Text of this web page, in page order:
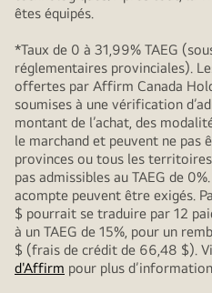
êtes équipés.
*Taux de 0 à 31,99% TAEG
réglementaires provinciales).
offertes par Affirm Canada
soumises à une vérification
montant de l’achat, des
le marchand et peuvent ne
provinces ou tous les
pas admissibles au TAEG de
acompte peuvent être exigés.
$ pourrait se traduire par 12
à un TAEG de 15%, pour un
$ (frais de crédit de 66,48 $).
d'Affirm pour plus